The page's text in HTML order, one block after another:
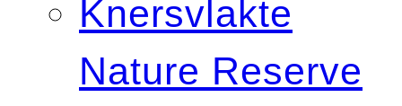
Knersvlakte
Nature Reserve